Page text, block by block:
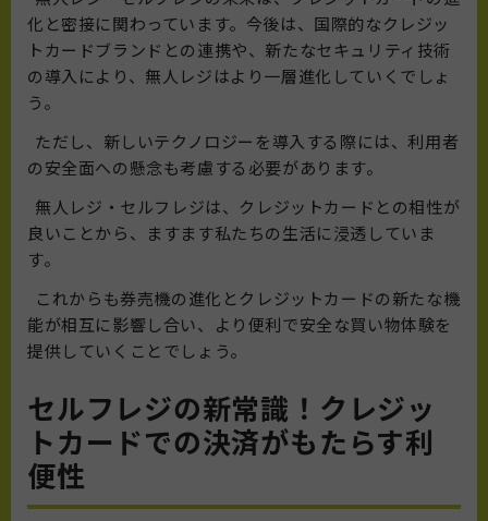
化と密接に関わっています。今後は、国際的なクレジッ
トカードブランドとの連携や、新たなセキュリティ技術
の導入により、無人レジはより一層進化していくでしょ
う。
ただし、新しいテクノロジーを導入する際には、利用者
の安全面への懸念も考慮する必要があります。
無人レジ・セルフレジは、クレジットカードとの相性が
良いことから、ますます私たちの生活に浸透していま
す。
これからも券売機の進化とクレジットカードの新たな機
能が相互に影響し合い、より便利で安全な買い物体験を
提供していくことでしょう。
セルフレジの新常識！クレジッ
トカードでの決済がもたらす利
便性